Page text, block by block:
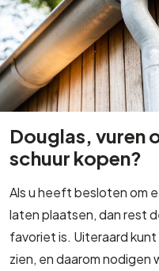
Douglas, vuren
schuur kopen?
Als u heeft besloten om
laten plaatsen, dan rest
favoriet is. Uiteraard
zien, en daarom nodigen